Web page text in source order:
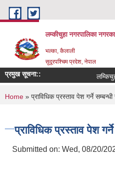
Skip to main content
लम्कीचुहा नगरपालिका
भल्का, कैलाली
सुदूरपश्चिम प्रदेश, नेपाल
प्रमुख सूचना::
You are here
Home » प्राविधिक प्रस्ताव पेश गर्ने
प्राविधिक प्रस्ताव पेश
Submitted on: Wed, 08/20/